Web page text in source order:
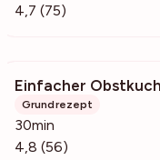
4,7 (75)
Einfacher
Grundrezept
30min
4,8 (56)